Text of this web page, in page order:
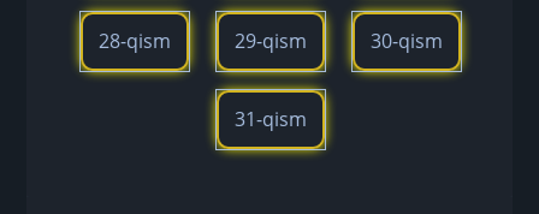
28-qism 29-qism 30-qism
31-qism